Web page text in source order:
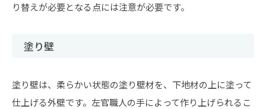
り替えが必要となる点には注意が必要です。
塗り壁
塗り壁は、柔らかい状態の塗り壁材を、下地材の上に塗って
仕上げる外壁です。左官職人の手によって作り上げられるこ